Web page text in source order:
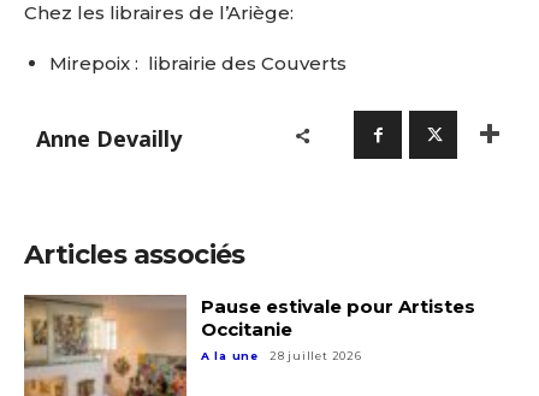
Adresse email*
Nom
Chez les libraires de l’Ariège:
Mirepoix : librairie des Couverts
Anne Devailly
Articles associés
Pause estivale pour Artistes
Occitanie
A la une 28 juillet 2026